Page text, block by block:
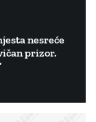
nesreće
prizor.